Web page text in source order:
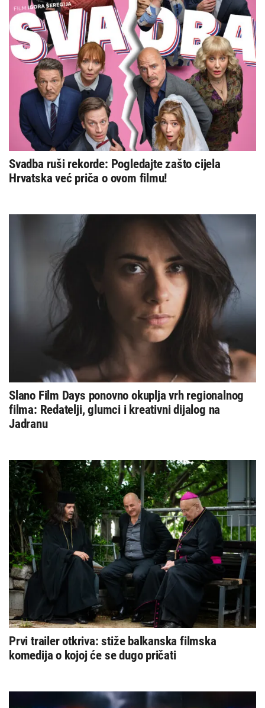
Svadba ruši rekorde: Pogledajte zašto cijela
Hrvatska već priča o ovom filmu!
Slano Film Days ponovno okuplja vrh regionalnog
filma: Redatelji, glumci i kreativni dijalog na
Jadranu
Prvi trailer otkriva: stiže balkanska filmska
komedija o kojoj će se dugo pričati